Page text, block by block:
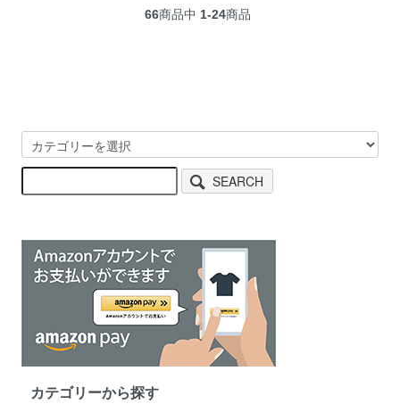
66商品中 1-24商品
SEARCH
カテゴリーから探す